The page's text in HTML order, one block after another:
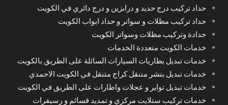
حداد تركيب درج حديد و درابزين و درج دائري في الكويت
حداد تركيب مظلات و سواتر و حداد ابواب الكويت
حدادة وتركيب مظلات وسواتر الكويت
خدمات الكويت متعددة الخدمات
خدمات تبديل بطاريات السيارات السائلة على الطريق بالكويت
خدمات تبديل بنشر متنقل كراج متنقل في الكويت الاحمدي
خدمات تبديل تواير و عجلات واطارات على الطريق في الكويت
خدمات تركيب ستلايت مركزي و تمديد قسائم و رسيفرات